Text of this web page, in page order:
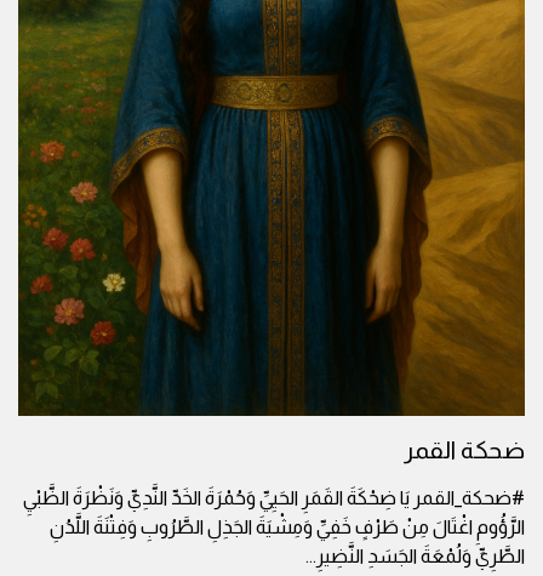
ضحكة القمر
#ضحكة_القمر يَا ضِحْكَةَ القَمَرِ الحَيِيِّ وَحُمْرَةَ الخَدِّ النَّدِيِّ وَنَظْرَةَ الظَّبْيِ
الرَّؤُومِ اغْتَالَ مِنْ طَرْفٍ خَفِيِّ وَمِشْيَةَ الجَذِلِ الطَّرُوبِ وَفِتْنَةَ اللَّدُنِ
الطَّرِيِّ وَلُمْعَةَ الجَسَدِ النَّضِيرِ ...